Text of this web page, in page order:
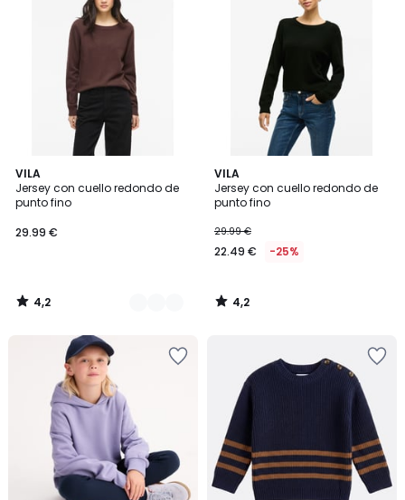
VILA
Jersey con cuello redondo de
punto fino
29.99 €
4,2
/ 5
2
Colores
4,2
/
VILA
Jersey con cuello redondo de
punto fino
29.99 €
22.49 € -25%
4,2
/ 5
4,2
/